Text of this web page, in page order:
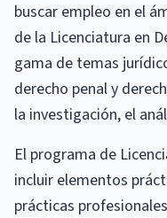
buscar empleo en el
de la Licenciatura en
gama de temas
derecho penal y
la investigación, el
El programa de
incluir elementos
prácticas